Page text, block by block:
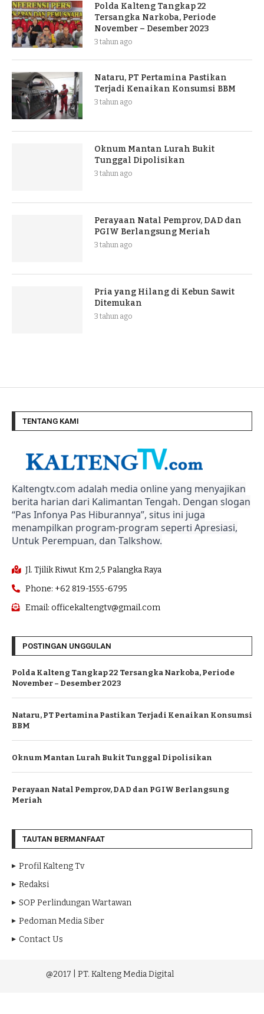
Polda Kalteng Tangkap 22
Tersangka Narkoba, Periode
November – Desember 2023
3 tahun ago
Nataru, PT Pertamina Pastikan
Terjadi Kenaikan Konsumsi BBM
3 tahun ago
Oknum Mantan Lurah Bukit
Tunggal Dipolisikan
3 tahun ago
Perayaan Natal Pemprov, DAD dan
PGIW Berlangsung Meriah
3 tahun ago
Pria yang Hilang di Kebun Sawit
Ditemukan
3 tahun ago
TENTANG KAMI
Kaltengtv.com adalah media online yang menyajikan
berita harian dari Kalimantan Tengah. Dengan slogan
“Pas Infonya Pas Hiburannya”, situs ini juga
menampilkan program-program seperti Apresiasi,
Untuk Perempuan, dan Talkshow.
Jl. Tjilik Riwut Km 2,5 Palangka Raya
Phone: +62 819-1555-6795
Email: officekaltengtv@gmail.com
POSTINGAN UNGGULAN
Polda Kalteng Tangkap 22 Tersangka Narkoba, Periode
November – Desember 2023
Nataru, PT Pertamina Pastikan Terjadi Kenaikan Konsumsi
BBM
Oknum Mantan Lurah Bukit Tunggal Dipolisikan
Perayaan Natal Pemprov, DAD dan PGIW Berlangsung
Meriah
TAUTAN BERMANFAAT
Profil Kalteng Tv
Redaksi
SOP Perlindungan Wartawan
Pedoman Media Siber
Contact Us
@2017 | PT. Kalteng Media Digital